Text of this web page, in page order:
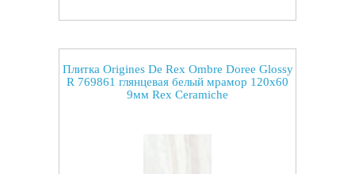
Плитка Origines De Rex Ombre Doree Glossy
R 769861 глянцевая белый мрамор 120x60
9мм Rex Ceramiche